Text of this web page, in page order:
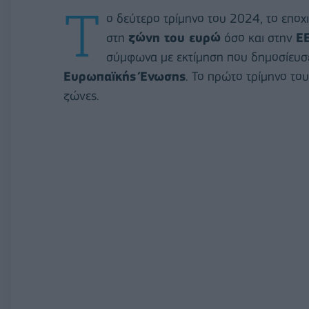
Τ ο δεύτερο τρίμηνο του 2024, το
στη ζώνη του ευρώ όσο και στην
σύμφωνα με εκτίμηση που
Ευρωπαϊκής Ένωσης. Το πρώτο τρίμηνο
ζώνες.